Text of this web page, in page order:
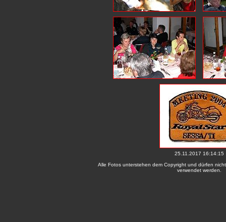
25.11.2017 16:14:15
Alle Fotos unterstehen dem Copyright und dürfen
verwendet werden.